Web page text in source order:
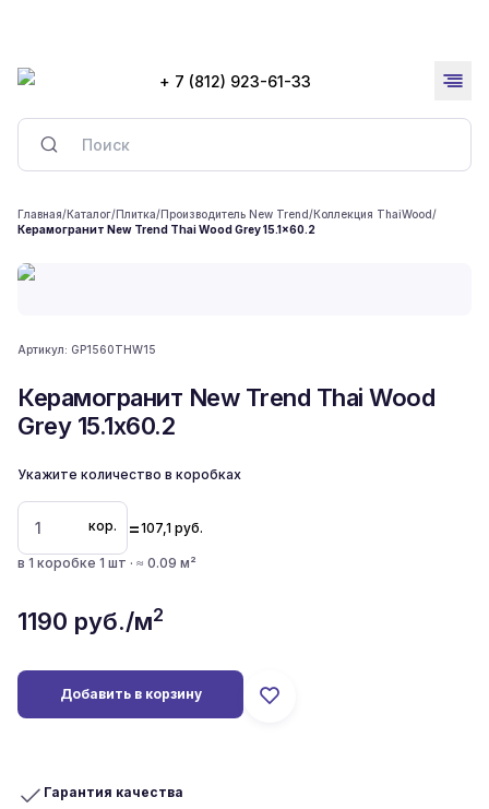
+ 7 (812) 923-61-33
Главная/Каталог/Плитка/Производитель New Trend/Коллекция ThaiWood/
Керамогранит New Trend Thai Wood Grey 15.1x60.2
Артикул: GP1560THW15
Керамогранит New Trend Thai Wood
Grey 15.1x60.2
Укажите количество в коробках
кор. =107,1 руб.
в 1 коробке 1 шт · ≈ 0.09 м²
1190 руб./м2
Добавить в корзину
Гарантия качества